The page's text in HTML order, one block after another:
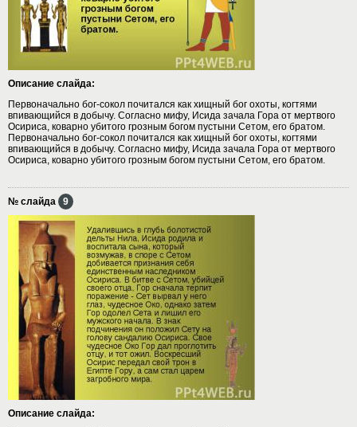
Описание слайда:
Первоначально бог-сокол почитался как хищный бог охоты, когтями
впивающийся в добычу. Согласно мифу, Исида зачала Гора от мертвого
Осириса, коварно убитого грозным богом пустыни Сетом, его братом.
Первоначально бог-сокол почитался как хищный бог охоты, когтями
впивающийся в добычу. Согласно мифу, Исида зачала Гора от мертвого
Осириса, коварно убитого грозным богом пустыни Сетом, его братом.
№ слайда 9
Описание слайда: